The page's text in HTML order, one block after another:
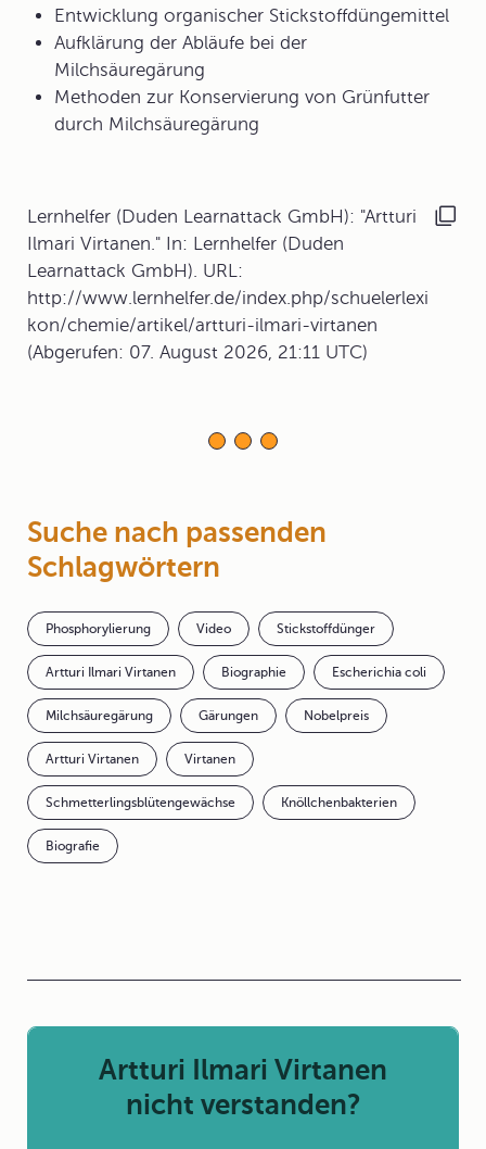
Entwicklung organischer Stickstoffdüngemittel
Aufklärung der Abläufe bei der
Milchsäuregärung
Methoden zur Konservierung von Grünfutter
durch Milchsäuregärung
Lernhelfer (Duden Learnattack GmbH): "Artturi
Ilmari Virtanen." In: Lernhelfer (Duden
Learnattack GmbH). URL:
http://www.lernhelfer.de/index.php/schuelerlexi
kon/chemie/artikel/artturi-ilmari-virtanen
(Abgerufen: 07. August 2026, 21:11 UTC)
Suche nach passenden
Schlagwörtern
Phosphorylierung Video Stickstoffdünger
Artturi Ilmari Virtanen Biographie Escherichia coli
Milchsäuregärung Gärungen Nobelpreis
Artturi Virtanen Virtanen
Schmetterlingsblütengewächse Knöllchenbakterien
Biografie
Artturi Ilmari Virtanen
nicht verstanden?